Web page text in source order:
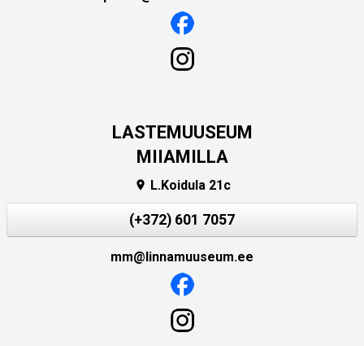
LASTEMUUSEUM
MIIAMILLA
 L.Koidula 21c
(+372) 601 7057
mm@linnamuuseum.ee